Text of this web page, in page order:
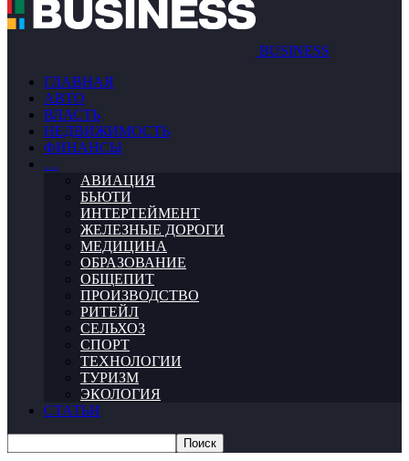
BUSINESS
ГЛАВНАЯ
АВТО
ВЛАСТЬ
НЕДВИЖИМОСТЬ
ФИНАНСЫ
…
АВИАЦИЯ
БЬЮТИ
ИНТЕРТЕЙМЕНТ
ЖЕЛЕЗНЫЕ ДОРОГИ
МЕДИЦИНА
ОБРАЗОВАНИЕ
ОБЩЕПИТ
ПРОИЗВОДСТВО
РИТЕЙЛ
СЕЛЬХОЗ
СПОРТ
ТЕХНОЛОГИИ
ТУРИЗМ
ЭКОЛОГИЯ
СТАТЬИ